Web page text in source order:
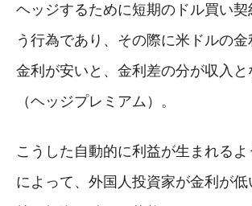
ヘッジするために短期のドル買い契
う行為であり、その際に米ドルの
金利が安いと、金利差の分が収入と
（ヘッジプレミアム）。
こうした自動的に利益が生まれる
によって、外国人投資家が金利が低